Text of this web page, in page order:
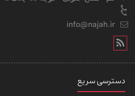
info@najah.ir
دسترسی سریع